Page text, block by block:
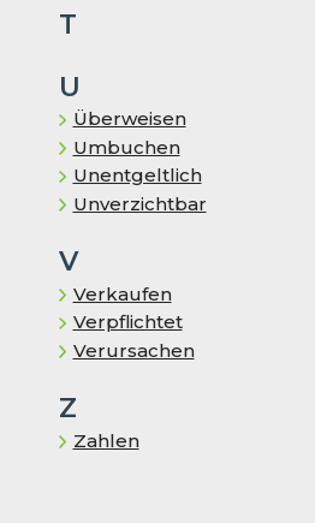
T
U
Überweisen
Umbuchen
Unentgeltlich
Unverzichtbar
V
Verkaufen
Verpflichtet
Verursachen
Z
Zahlen